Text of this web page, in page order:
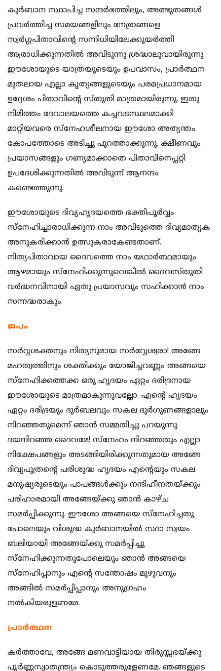
കുര്‍ബാന സ്ഥാപിച്ച സന്ദര്‍ഭത്തിലും, അത്ഭുതങ്ങള്‍
പ്രവര്‍ത്തിച്ച സമയങ്ങളിലും നേത്രങ്ങളെ
സ്വര്‍ഗ്ഗപിതാവിന്‍റെ സന്നിധിയിലേക്കുയര്‍ത്തി
ആരാധിക്കുന്നതില്‍ അവിടുന്നു ശ്രദ്ധാലുവായിരുന്നു.
ഈശോയുടെ യാത്രയുടെയും ഉപവാസം, പ്രാര്‍ത്ഥന
മുതലായ എല്ലാ കൃത്യങ്ങളുടെയും പരമപ്രധാനമായ
ഉദ്ദേശം പിതാവിന്‍റെ സ്തുതി മാത്രമായിരുന്നു. ഇതു
നിമിത്തം ദേവാലയത്തെ കച്ചവടസ്ഥലമാക്കി
മാറ്റിയവരെ സ്നേഹശീലനായ ഈശോ അത്യന്തം
കോപത്തോടെ അടിച്ചു പുറത്താക്കുന്നു. ക്ഷീണവും
പ്രയാസങ്ങളും ഗണ്യമാക്കാതെ പിതാവിനെപ്പറ്റി
ഉപദേശിക്കുന്നതില്‍ അവിടുന്ന്‍ ആനന്ദം
കണ്ടെത്തുന്നു.
ഈശോയുടെ ദിവ്യഹൃദയത്തെ ഭക്തിപൂര്‍വ്വം
സ്നേഹിച്ചാരാധിക്കുന്ന നാം അവിടുത്തെ ദിവ്യമാതൃക
അനുകരിക്കാന്‍ ഉത്സുകരാകേണ്ടതാണ്.
നിത്യപിതാവായ ദൈവത്തെ നാം യഥാര്‍ത്ഥമായും
ആഴമായും സ്നേഹിക്കുന്നുവെങ്കില്‍ ദൈവസ്തുതി
വര്‍ദ്ധനവിനായി ഏതു പ്രയാസവും സഹിക്കാന്‍ നാം
സന്നദ്ധരാകും.
ജപം
സര്‍വ്വശക്തനും നിത്യനുമായ സര്‍വ്വേശ്വരാ! അങ്ങേ
മഹത്വത്തിനും ശക്തിക്കും യോജിച്ചവണ്ണം അങ്ങയെ
സ്നേഹിക്കത്തക്ക ഒരു ഹൃദയം ഏറ്റം ദരിദ്രനായ
ഈശോയുടെ മാത്രമാകുന്നുവല്ലോ. എന്‍റെ ഹൃദയം
ഏറ്റം ദരിദ്രയും ദുര്‍ബലവും സകല ദുര്‍ഗുണങ്ങളാലും
നിറഞ്ഞതുമെന്ന് ഞാന്‍ സമ്മതിച്ചു പറയുന്നു.
ദയനിറഞ്ഞ ദൈവമേ! സ്നേഹം നിറഞ്ഞതും എല്ലാ
നിക്ഷേപങ്ങളും അടങ്ങിയിരിക്കുന്നതുമായ അങ്ങേ
ദിവ്യപുത്രന്‍റെ പരിശുദ്ധ ഹൃദയം എന്‍റെയും സകല
മനുഷ്യരുടെയും പാപങ്ങള്‍ക്കും നന്ദിഹീനതയ്ക്കും
പരിഹാരമായി അങ്ങേയ്ക്കു ഞാന്‍ കാഴ്ച
സമര്‍പ്പിക്കുന്നു. ഈശോ അങ്ങയെ സ്നേഹിച്ചതു
പോലെയും വിശുദ്ധ കുര്‍ബാനയില്‍ സദാ സ്വയം
ബലിയായി അങ്ങേയ്ക്കു സമര്‍പ്പിച്ചു
സ്നേഹിക്കുന്നതുപോലെയും ഞാന്‍ അങ്ങയെ
സ്നേഹിപ്പാനും എന്‍റെ സന്തോഷം മുഴുവനും
അങ്ങില്‍ സമര്‍പ്പിപ്പാനും അനുഗ്രഹം
നല്‍കിയരുളണമേ.
പ്രാര്‍ത്ഥന
കര്‍ത്താവേ, അങ്ങേ മണവാട്ടിയായ തിരുസ്സഭയ്ക്കു
പൂര്‍ണ്ണസ്വാതന്ത്ര്യം കൊടുത്തരുളേണമേ. ഞങ്ങളുടെ